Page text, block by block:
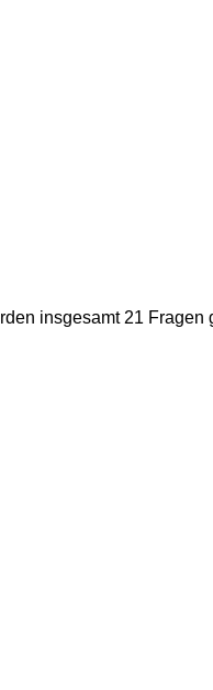
insgesamt 21